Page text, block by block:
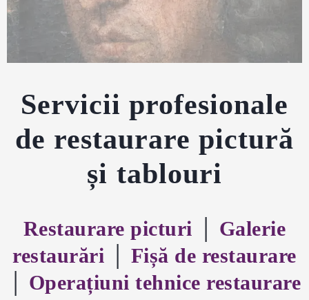
Servicii profesionale
de restaurare pictură
și tablouri
Restaurare picturi
Galerie
restaurări
Fișă de restaurare
Operațiuni tehnice restaurare